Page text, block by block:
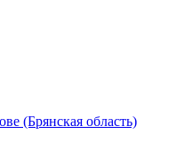
(Брянская область)